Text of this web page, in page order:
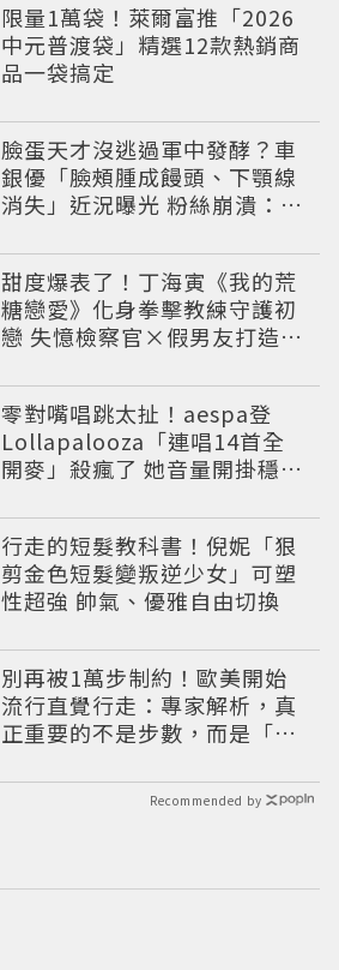
限量1萬袋！萊爾富推「2026
中元普渡袋」精選12款熱銷商
品一袋搞定
臉蛋天才沒逃過軍中發酵？車
銀優「臉頰腫成饅頭、下顎線
消失」近況曝光 粉絲崩潰：空
甜度爆表了！丁海寅《我的荒
糖戀愛》化身拳擊教練守護初
戀 失憶檢察官×假男友打造今
零對嘴唱跳太扯！aespa登
Lollapalooza「連唱14首全
開麥」殺瘋了 她音量開掛穩到
行走的短髮教科書！倪妮「狠
剪金色短髮變叛逆少女」可塑
性超強 帥氣、優雅自由切換
別再被1萬步制約！歐美開始
流行直覺行走：專家解析，真
正重要的不是步數，而是「這
Recommended by